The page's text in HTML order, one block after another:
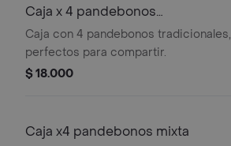
Caja x 4 pandebonos
tradicionales
Caja con 4 pandebonos tradicionales,
perfectos para compartir.
$ 18.000
Caja x4 pandebonos mixta